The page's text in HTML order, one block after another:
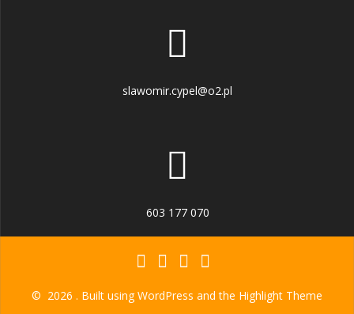
slawomir.cypel@o2.pl
603 177 070
© 2026 . Built using WordPress and the Highlight Theme